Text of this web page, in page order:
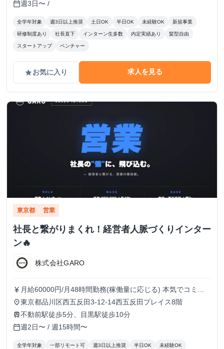
calendar_today週3日〜 /
全学年対象 週3日以上推奨 土日OK 半日OK 未経験OK 新規事業
研修制度あり 社長直下 インターン生多数 内定実績あり 髪型自由
スタートアップ ベンチャー
gradeお気に入り 求人を見る
東京都 営業
社長と繋がりまくれ！経営者人脈づくりインター
ン🔥
株式会社GARO
currency_yen 月給60000円/月48時間勤務(稼働量に応じる) 本気でコミッ
トすれば、学生でも圧倒的な実績と報酬を得られる環境で
す！
place東京都品川区西五反田3-12-14西五反田プレイス8階
train不動前駅徒歩5分、目黒駅徒歩10分
calendar_today週2日〜 / 週15時間〜
全学年対象 一部リモート可 週3日以上推奨 半日OK 未経験OK